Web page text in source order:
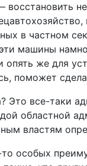
в частном
машины
же для
поможет
все-таки
областной
властям
особых